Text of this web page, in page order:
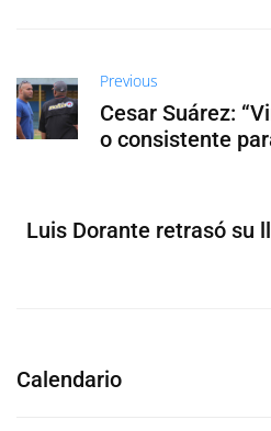
Previous
Cesar Suárez:
o consistente
Luis Dorante retrasó su
Calendario